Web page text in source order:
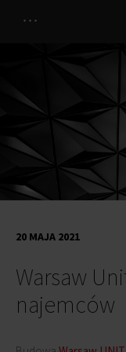
Warsaw
najemców
20 MAJA 2021